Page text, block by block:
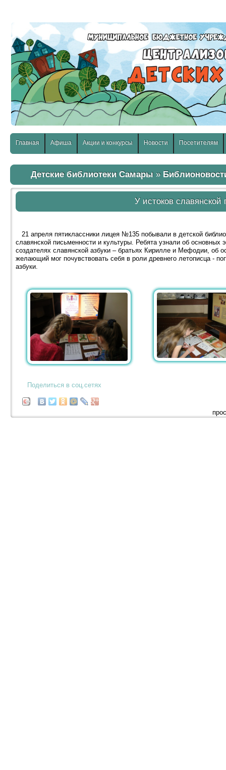
Главная Афиша Акции и конкурсы Новости Посетителям
Детские библиотеки Самары »
У истоков славянской
21 апреля пятиклассники лицея №135 побывали в детской
славянской письменности и культуры. Ребята узнали об основных
создателях славянской азбуки – братьях Кирилле и Мефодии, об
желающий мог почувствовать себя в роли древнего летописца -
азбуки.
Поделиться в соц.сетях